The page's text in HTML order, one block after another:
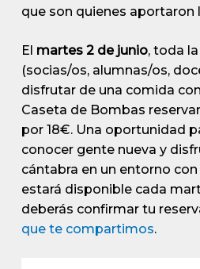
que son quienes aportaron
El martes 2 de junio, toda la
(socias/os, alumnas/os,
disfrutar de una comida
Caseta de Bombas
por 18€. Una oportunidad
conocer gente nueva y
cántabra en un entorno
estará disponible cada
deberás confirmar tu
que te compartimos.